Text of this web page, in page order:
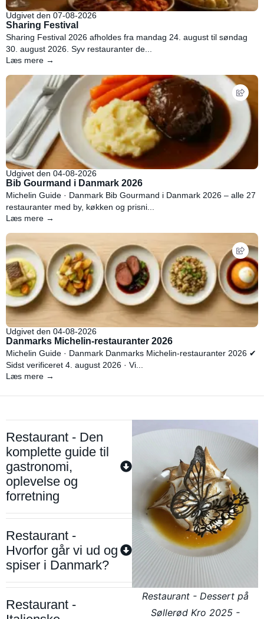
Udgivet den 07-08-2026
Sharing Festival
Sharing Festival 2026 afholdes fra mandag 24. august til søndag
30. august 2026. Syv restauranter de...
Læs mere →
Udgivet den 04-08-2026
Bib Gourmand i Danmark 2026
Michelin Guide · Danmark Bib Gourmand i Danmark 2026 – alle 27
restauranter med by, køkken og prisni...
Læs mere →
Udgivet den 04-08-2026
Danmarks Michelin-restauranter 2026
Michelin Guide · Danmark Danmarks Michelin-restauranter 2026 ✔
Sidst verificeret 4. august 2026 · Vi...
Læs mere →
Restaurant - Den
komplette guide til
gastronomi,
oplevelse og
forretning
Restaurant -
Hvorfor går vi ud og
spiser i Danmark?
Restaurant -
Restaurant - Dessert på
Søllerød Kro 2025 -